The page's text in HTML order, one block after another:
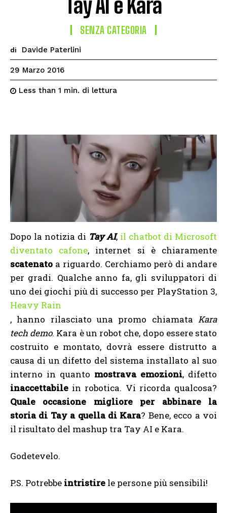
Tay AI e Kara
SENZA CATEGORIA
di Davide Paterlini
29 Marzo 2016
Less than 1 min. di lettura
Dopo la notizia di Tay AI, il chatbot di Microsoft
diventato cafone, internet si è chiaramente
scatenato a riguardo. Cerchiamo però di andare
per gradi. Qualche anno fa, gli sviluppatori di
uno dei giochi più di successo per PlayStation 3,
Heavy Rain
, hanno rilasciato una promo chiamata Kara
tech demo. Kara è un robot che, dopo essere stato
costruito e montato, dovrà essere distrutto a
causa di un difetto del sistema installato al suo
interno in quanto mostrava emozioni, difetto
inaccettabile in robotica. Vi ricorda qualcosa?
Quale occasione migliore per abbinare la
storia di Tay a quella di Kara? Bene, ecco a voi
il risultato del mashup tra Tay AI e Kara.
Godetevelo.
P.S. Potrebbe intristire le persone più sensibili!